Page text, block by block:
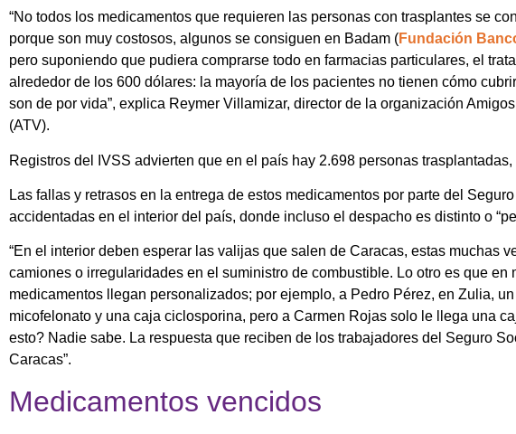
“No todos los medicamentos que requieren las personas con trasplantes se
porque son muy costosos, algunos se consiguen en Badam (Fundación
pero suponiendo que pudiera comprarse todo en farmacias particulares, el
alrededor de los 600 dólares: la mayoría de los pacientes no tienen cómo
son de por vida”, explica Reymer Villamizar, director de la organización
(ATV).
Registros del IVSS advierten que en el país hay 2.698 personas
Las fallas y retrasos en la entrega de estos medicamentos por parte del
accidentadas en el interior del país, donde incluso el despacho es distinto o
“En el interior deben esperar las valijas que salen de Caracas, estas muchas
camiones o irregularidades en el suministro de combustible. Lo otro es que en
medicamentos llegan personalizados; por ejemplo, a Pedro Pérez, en Zulia,
micofelonato y una caja ciclosporina, pero a Carmen Rojas solo le llega una
esto? Nadie sabe. La respuesta que reciben de los trabajadores del Seguro
Caracas”.
Medicamentos vencidos